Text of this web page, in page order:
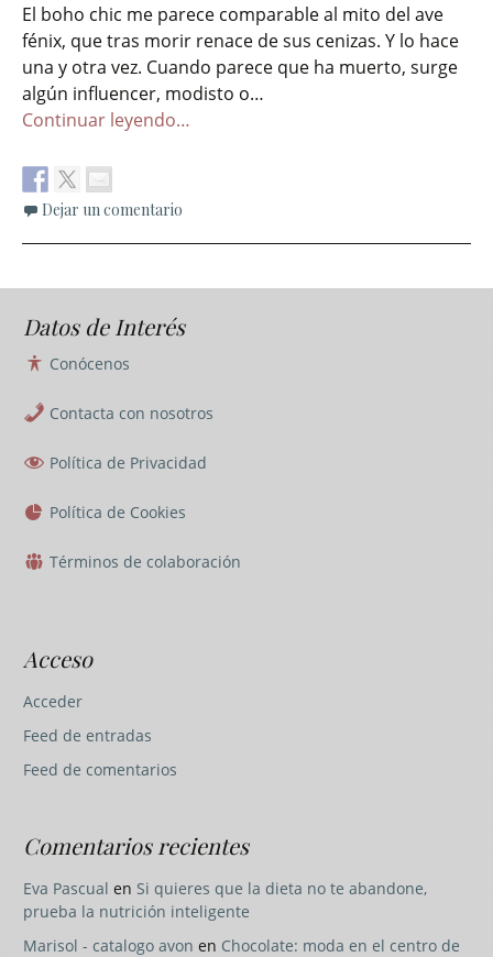
El boho chic me parece comparable al mito del ave
fénix, que tras morir renace de sus cenizas. Y lo hace
una y otra vez. Cuando parece que ha muerto, surge
algún influencer, modisto o…
Continuar leyendo…
Dejar un comentario
Datos de Interés
Conócenos
Contacta con nosotros
Política de Privacidad
Política de Cookies
Términos de colaboración
Acceso
Acceder
Feed de entradas
Feed de comentarios
Comentarios recientes
Eva Pascual en Si quieres que la dieta no te abandone,
prueba la nutrición inteligente
Marisol - catalogo avon en Chocolate: moda en el centro de